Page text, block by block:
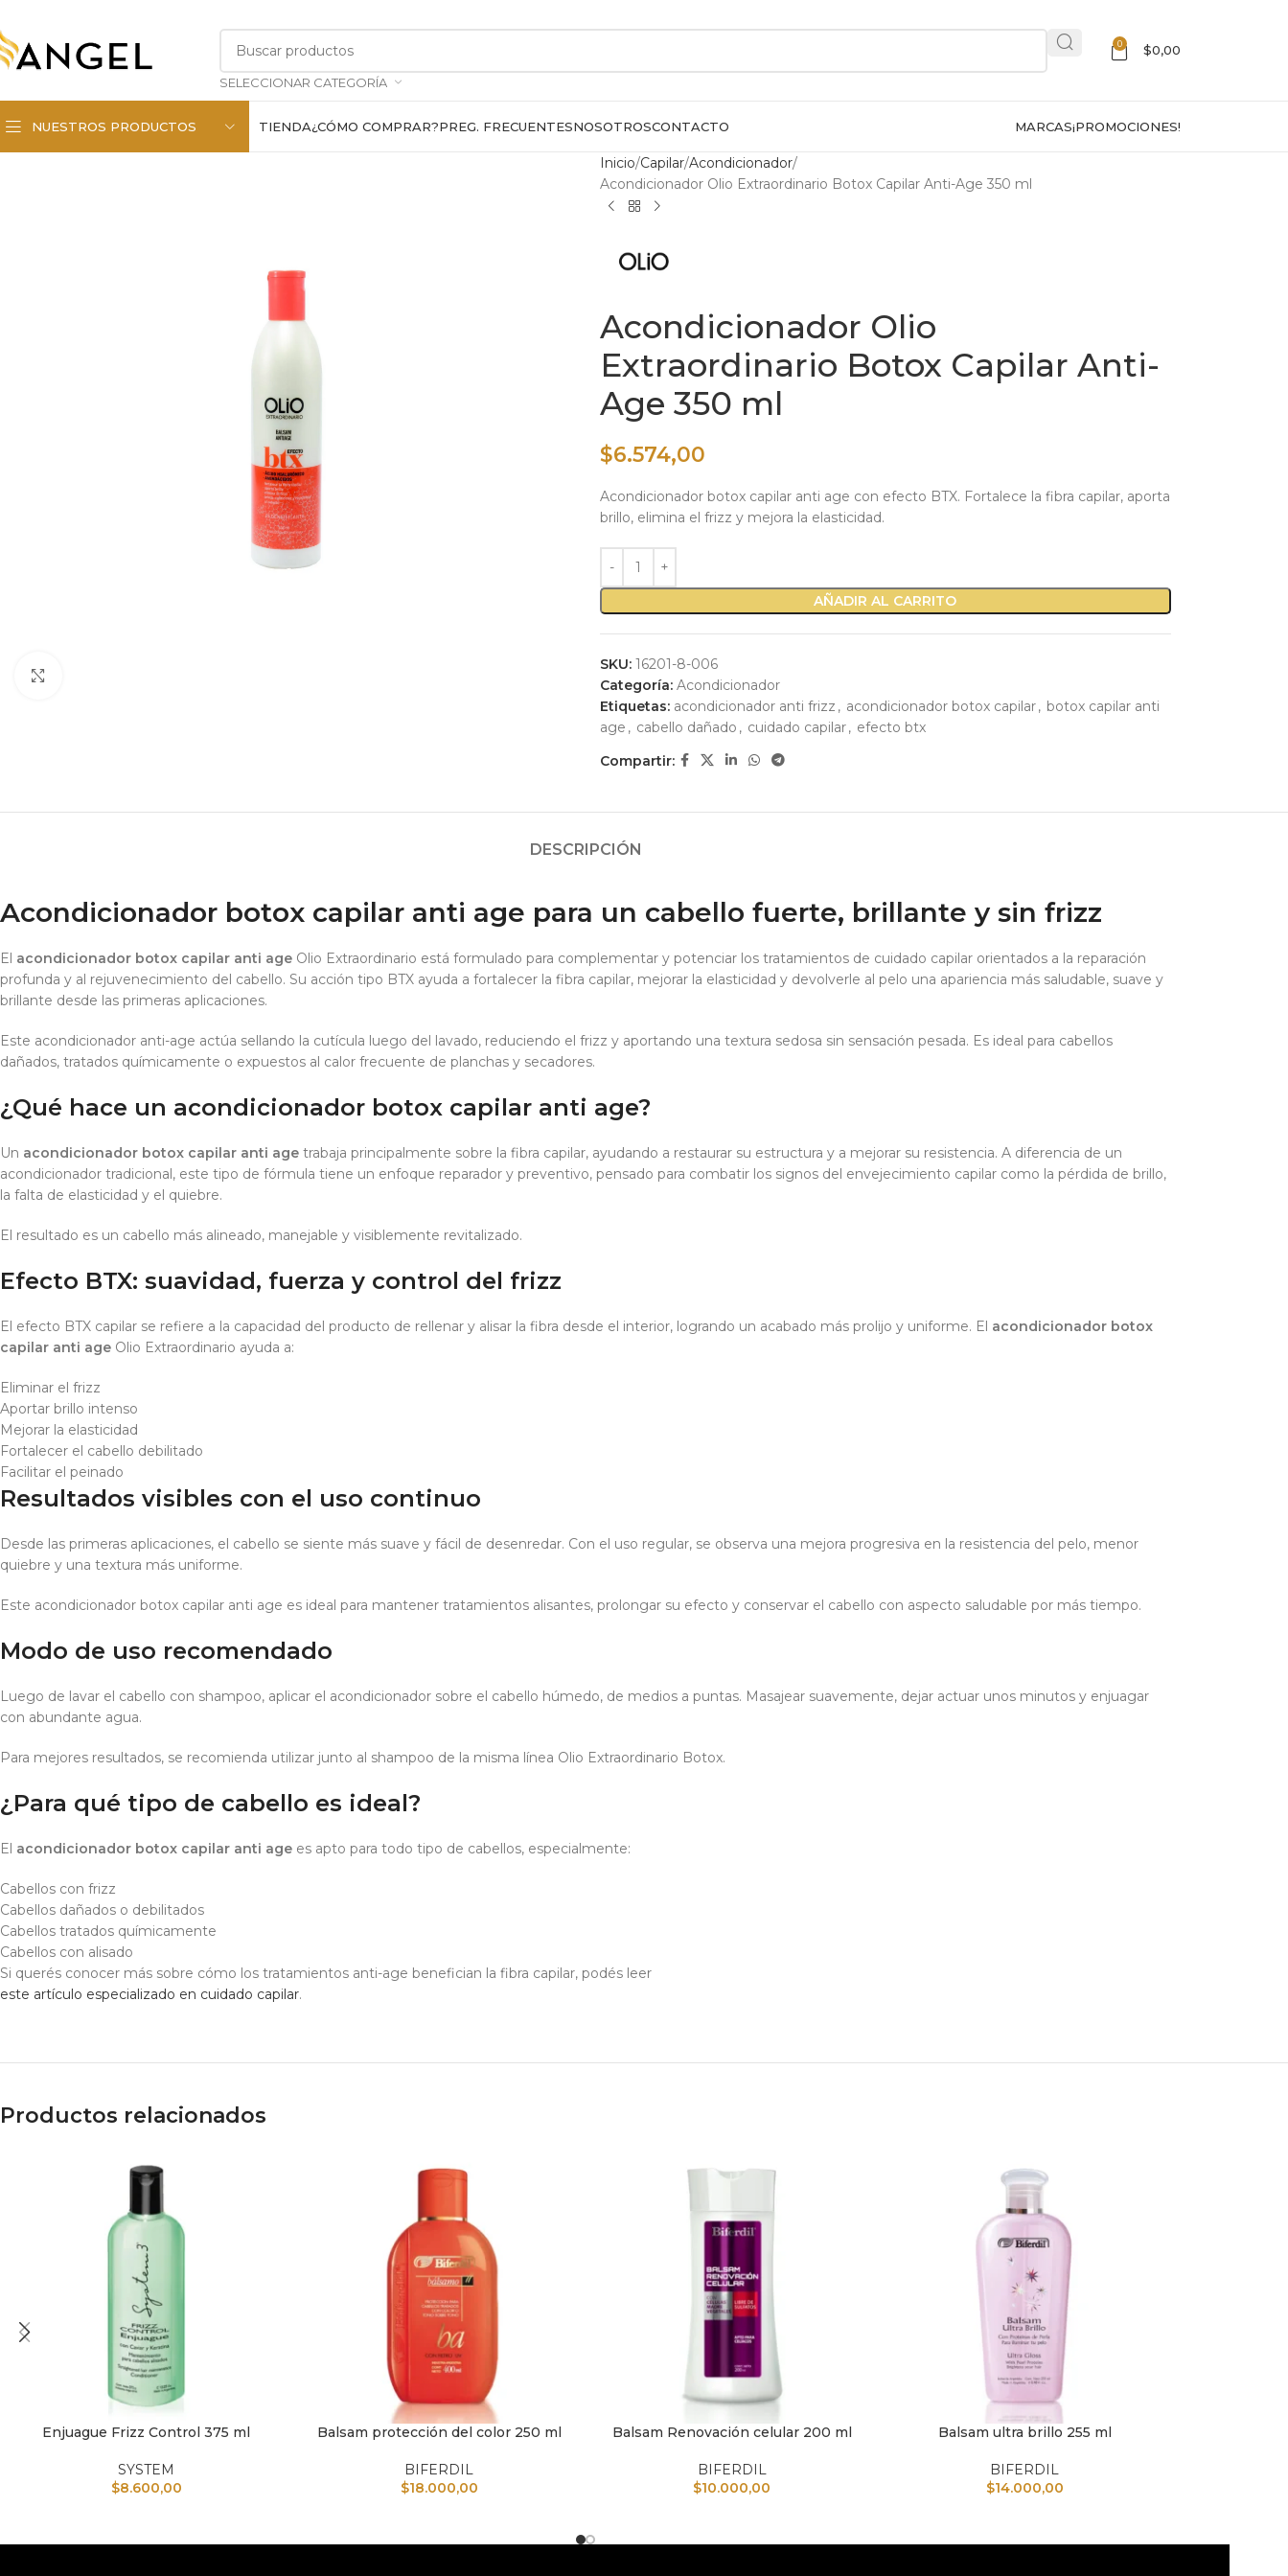
SELECCIONAR CATEGORÍA
0 $0,00
NUESTROS PRODUCTOS TIENDA¿CÓMO COMPRAR?PREG. FRECUENTESNOSOTROSCONTACTO MARCAS¡PROMOCIONES!
Inicio Capilar Acondicionador
Acondicionador Olio Extraordinario Botox Capilar Anti-Age 350 ml
Acondicionador Olio
Extraordinario Botox Capilar Anti-
Age 350 ml
$6.574,00
Acondicionador botox capilar anti age con efecto BTX. Fortalece la fibra capilar, aporta
brillo, elimina el frizz y mejora la elasticidad.
AÑADIR AL CARRITO
SKU: 16201-8-006
Categoría: Acondicionador
Etiquetas: acondicionador anti frizz , acondicionador botox capilar, botox capilar anti
age , cabello dañado , cuidado capilar, efecto btx
Compartir:
DESCRIPCIÓN
Acondicionador botox capilar anti age para un cabello fuerte, brillante y sin frizz
El acondicionador botox capilar anti age Olio Extraordinario está formulado para complementar y potenciar los tratamientos de cuidado capilar orientados a la reparación
profunda y al rejuvenecimiento del cabello. Su acción tipo BTX ayuda a fortalecer la fibra capilar, mejorar la elasticidad y devolverle al pelo una apariencia más saludable, suave y
brillante desde las primeras aplicaciones.
Este acondicionador anti-age actúa sellando la cutícula luego del lavado, reduciendo el frizz y aportando una textura sedosa sin sensación pesada. Es ideal para cabellos
dañados, tratados químicamente o expuestos al calor frecuente de planchas y secadores.
¿Qué hace un acondicionador botox capilar anti age?
Un acondicionador botox capilar anti age trabaja principalmente sobre la fibra capilar, ayudando a restaurar su estructura y a mejorar su resistencia. A diferencia de un
acondicionador tradicional, este tipo de fórmula tiene un enfoque reparador y preventivo, pensado para combatir los signos del envejecimiento capilar como la pérdida de brillo,
la falta de elasticidad y el quiebre.
El resultado es un cabello más alineado, manejable y visiblemente revitalizado.
Efecto BTX: suavidad, fuerza y control del frizz
El efecto BTX capilar se refiere a la capacidad del producto de rellenar y alisar la fibra desde el interior, logrando un acabado más prolijo y uniforme. El acondicionador botox
capilar anti age Olio Extraordinario ayuda a:
Eliminar el frizz
Aportar brillo intenso
Mejorar la elasticidad
Fortalecer el cabello debilitado
Facilitar el peinado
Resultados visibles con el uso continuo
Desde las primeras aplicaciones, el cabello se siente más suave y fácil de desenredar. Con el uso regular, se observa una mejora progresiva en la resistencia del pelo, menor
quiebre y una textura más uniforme.
Este acondicionador botox capilar anti age es ideal para mantener tratamientos alisantes, prolongar su efecto y conservar el cabello con aspecto saludable por más tiempo.
Modo de uso recomendado
Luego de lavar el cabello con shampoo, aplicar el acondicionador sobre el cabello húmedo, de medios a puntas. Masajear suavemente, dejar actuar unos minutos y enjuagar
con abundante agua.
Para mejores resultados, se recomienda utilizar junto al shampoo de la misma línea Olio Extraordinario Botox.
¿Para qué tipo de cabello es ideal?
El acondicionador botox capilar anti age es apto para todo tipo de cabellos, especialmente:
Cabellos con frizz
Cabellos dañados o debilitados
Cabellos tratados químicamente
Cabellos con alisado
Si querés conocer más sobre cómo los tratamientos anti-age benefician la fibra capilar, podés leer
este artículo especializado en cuidado capilar.
Productos relacionados
AÑADIR AL CARRITO
Enjuague Frizz Control 375 ml
SYSTEM
$8.600,00
AÑADIR AL CARRITO
Balsam protección del color 250 ml
BIFERDIL
$18.000,00
AÑADIR AL CARRITO
Balsam Renovación celular 200 ml
BIFERDIL
$10.000,00
AÑADIR AL CARRITO
Balsam ultra brillo 255 ml
BIFERDIL
$14.000,00